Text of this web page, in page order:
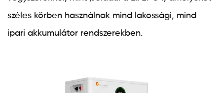
széles körben használnak mind lakossági, mind
ipari akkumulátor rendszerekben.